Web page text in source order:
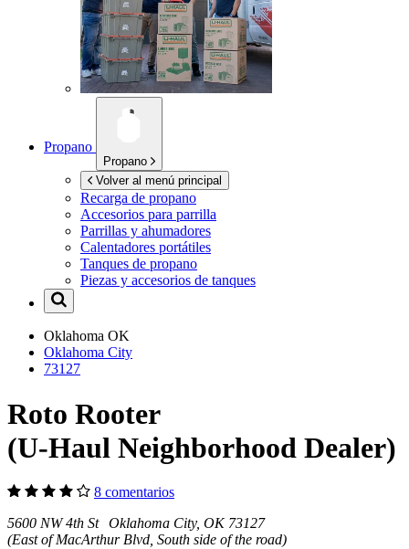
Propano
Propano
Volver al menú principal
Recarga de propano
Accesorios para parrilla
Parrillas y ahumadores
Calentadores portátiles
Tanques de propano
Piezas y accesorios de tanques
Oklahoma OK
Oklahoma City
73127
Roto Rooter
(U-Haul Neighborhood Dealer)
8 comentarios
5600 NW 4th St Oklahoma City, OK 73127
(East of MacArthur Blvd, South side of the road)